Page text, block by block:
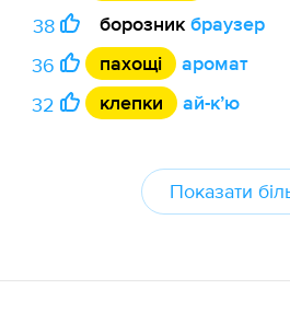
38
борозник браузер
36
пахощі
аромат
32
клепки ай-кʼю
Показати